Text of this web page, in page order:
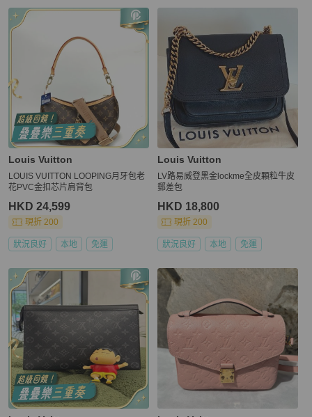
Louis Vuitton
LOUIS VUITTON LOOPING月牙包老
花PVC金扣芯片肩背包
HKD 24,599
現折 200
狀況良好 本地 免運
Louis Vuitton
LV路易威登黑金lockme全皮顆粒牛皮
郵差包
HKD 18,800
現折 200
狀況良好 本地 免運